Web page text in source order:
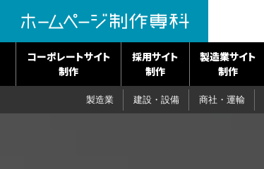
コーポレートサイト
制作
採用サイト
制作
製造業サイト
制作
製造業 建設・設備 商社・運輸